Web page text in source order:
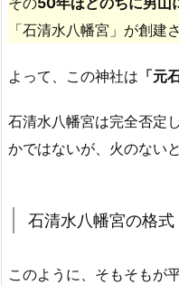
「石清水八幡宮」が創建
よって、この神社は 「元
石清水八幡宮は完全否定
かではないが、火のない
石清水八幡宮の格式
このように、そもそもが